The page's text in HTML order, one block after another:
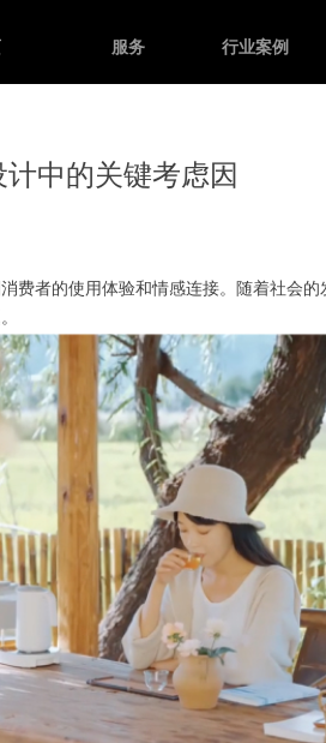
服务 行业案例
中的关键考虑因
者的使用体验和情感连接。随着社会的